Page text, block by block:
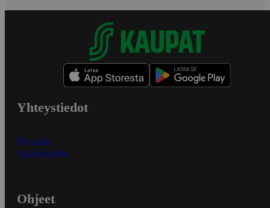
Yhteystiedot
Myymälät
Asiakaspalvelu
Ohjeet